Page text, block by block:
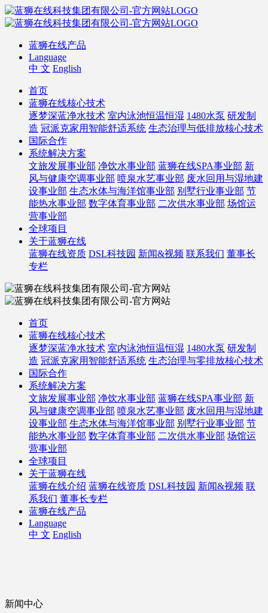
蓝狮在线产品
Language
中 文 English
首页
蓝狮在线核心技术
逐梦深蓝净水技术 室内泳池恒温恒湿 1480水泵 研发制
造 冠派克家用智能舒适系统 生态治理与低排放核心技术
国际合作
系统解决方案
文旅发展事业部 净饮水事业部 蓝狮在线SPA事业部 新
风与健康空调事业部 喷泉水艺事业部 废水回用与湿地建
设事业部 生态水体与海洋馆事业部 别墅行业事业部 节
能热水事业部 数字体育事业部 二次供水事业部 场馆运
营事业部
全球项目
关于蓝狮在线
蓝狮在线资质 DSL科技园 新闻&视频 联系我们 董事长
专栏
首页
蓝狮在线核心技术
逐梦深蓝净水技术 室内泳池恒温恒湿 1480水泵 研发制
造 冠派克家用智能舒适系统 生态治理与零排放核心技术
国际合作
系统解决方案
文旅发展事业部 净饮水事业部 蓝狮在线SPA事业部 新
风与健康空调事业部 喷泉水艺事业部 废水回用与湿地建
设事业部 生态水体与海洋馆事业部 别墅行业事业部 节
能热水事业部 数字体育事业部 二次供水事业部 场馆运
营事业部
全球项目
关于蓝狮在线
蓝狮在线介绍 蓝狮在线资质 DSL科技园 新闻&视频 联
系我们 董事长专栏
蓝狮在线产品
Language
中 文 English
新闻中心